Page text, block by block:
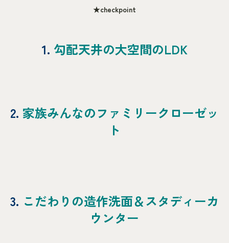
★checkpoint
1. 勾配天井の大空間のLDK
2. 家族みんなのファミリークローゼッ
ト
3. こだわりの造作洗面＆スタディーカ
ウンター